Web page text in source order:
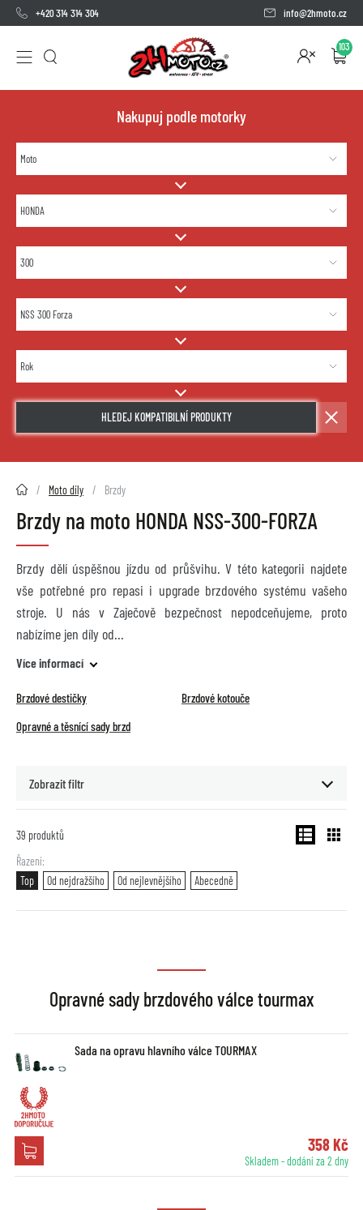
+420 314 314 304 info@2hmoto.cz
103
Nakupuj podle motorky
HLEDEJ KOMPATIBILNÍ PRODUKTY
2HMOTO.cz Moto díly Brzdy
Brzdy na moto HONDA NSS-300-FORZA
Brzdy dělí úspěšnou jízdu od průšvihu. V této kategorii najdete
vše potřebné pro repasi i upgrade brzdového systému vašeho
stroje. U nás v Zaječově bezpečnost nepodceňujeme, proto
nabízíme jen díly od
Více informací
Brzdové destičky
Brzdové kotouče
Opravné a těsnící sady brzd
Zobrazit filtr
39 produktů
Řazení
Top
Od nejdražšího Od nejlevnějšího Abecedně
Opravné sady brzdového válce tourmax
Sada na opravu hlavního válce TOURMAX
358 Kč
Skladem - dodání za 2 dny